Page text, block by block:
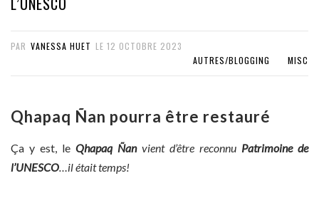
c
PAR VANESSA HUET LE 12 OCTOBRE 2023
AUTRES/BLOGGING
MISC
Qhapaq Ñan pourra être restauré
Ça y est, le Qhapaq Ñanvient d’être reconnu Patrimoine de
l’UNESCO…il était temps!